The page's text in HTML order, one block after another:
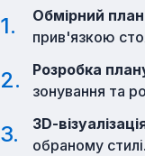
Обмірний
прив'язкою
Розробка
зонування та
3D-
обраному стилі.